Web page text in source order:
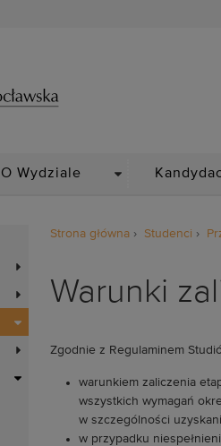
O Wydziale
Strona główna Studenci
Warunki
Zgodnie z Regulaminem
warunkiem zaliczenia
wszystkich wymagań
w szczególności
w przypadku